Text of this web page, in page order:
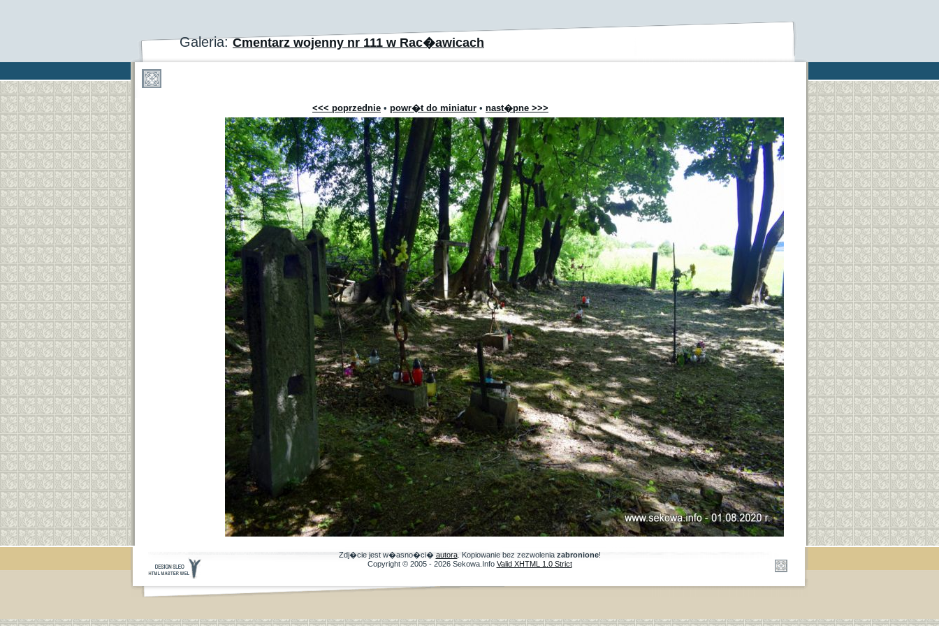
Galeria:Cmentarz wojenny nr 111 w Rac�awicach
<<< poprzednie • powr�t do miniatur • nast�pne >>>
Zdj�cie jest w�asno�ci� autora. Kopiowanie bez zezwolenia zabronione!
Copyright © 2005 - 2026 Sekowa.Info Valid XHTML 1.0 Strict